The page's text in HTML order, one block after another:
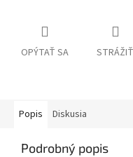
OPÝTAŤ SA STRÁŽIŤ
Popis Diskusia
Podrobný popis